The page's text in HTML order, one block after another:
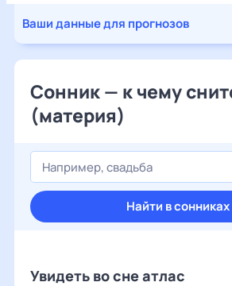
Ваши данные для прогнозов
Сонник — к чему
(материя)
Найти в сонниках
Увидеть во сне атлас